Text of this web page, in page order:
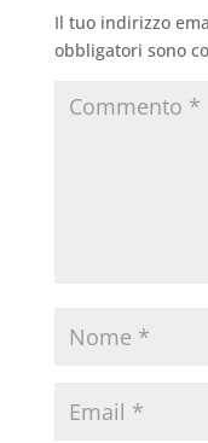
Il tuo indirizzo
obbligatori sono